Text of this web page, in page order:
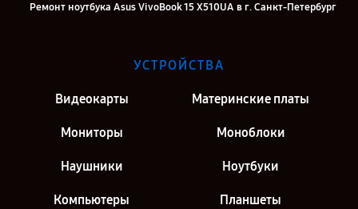
Ремонт ноутбука Asus VivoBook 15 X510UA в г. Санкт-Петербург
УСТРОЙСТВА
Видеокарты Материнские платы
Мониторы Моноблоки
Наушники Ноутбуки
Компьютеры Планшеты